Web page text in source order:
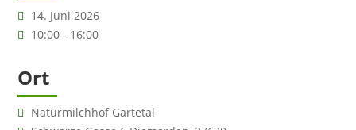
14. Juni 2026
10:00 - 16:00
Ort
Naturmilchhof Gartetal